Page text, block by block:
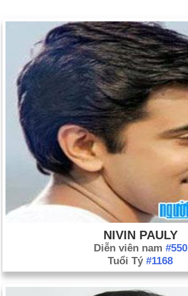
NIVIN PAULY
Diễn viên nam #550
Tuổi Tý #1168